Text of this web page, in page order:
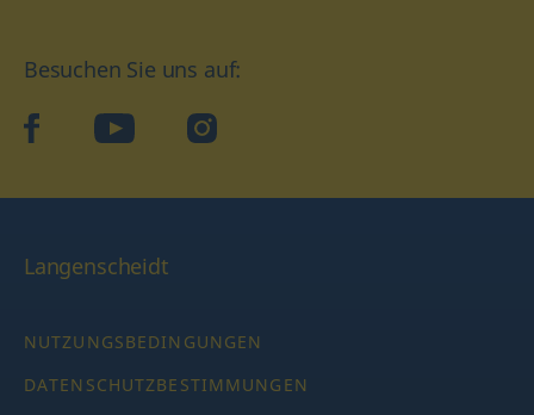
Besuchen Sie uns auf:
facebookYouTube Instagram
Langenscheidt
NUTZUNGSBEDINGUNGEN
DATENSCHUTZBESTIMMUNGEN